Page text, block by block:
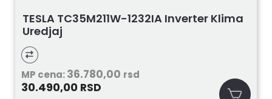
TESLA TC35M211W-1232IA Inverter Klima
Uredjaj
MP cena:36.780,00 rsd
30.490,00 RSD